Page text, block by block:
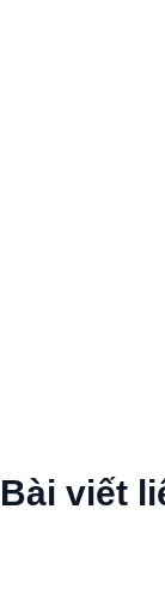
Bài viết